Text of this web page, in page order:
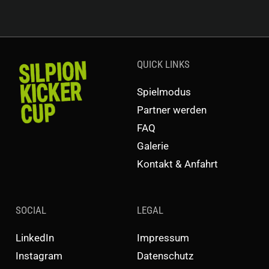
QUICK LINKS
Spielmodus
Partner werden
FAQ
Galerie
Kontakt & Anfahrt
SOCIAL
LinkedIn
Instagram
LEGAL
Impressum
Datenschutz